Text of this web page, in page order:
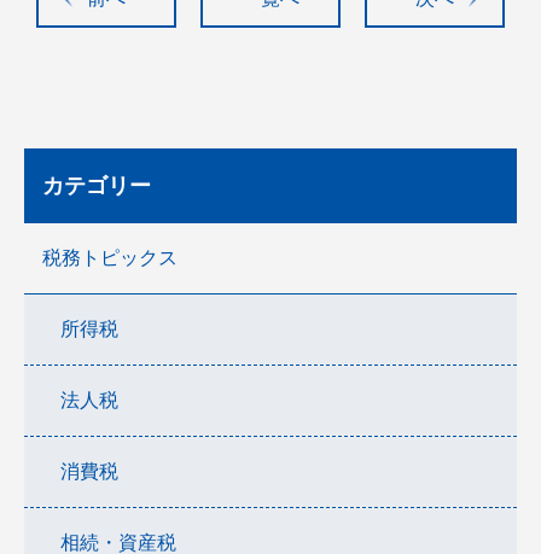
カテゴリー
税務トピックス
所得税
法人税
消費税
相続・資産税